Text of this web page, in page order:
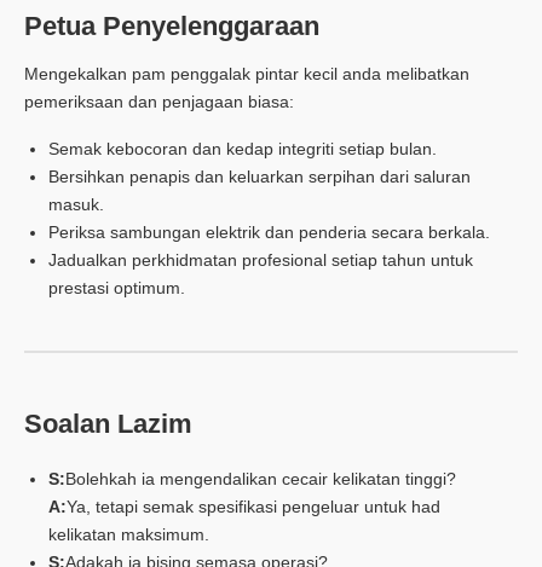
Petua Penyelenggaraan
Mengekalkan pam penggalak pintar kecil anda melibatkan
pemeriksaan dan penjagaan biasa:
Semak kebocoran dan kedap integriti setiap bulan.
Bersihkan penapis dan keluarkan serpihan dari saluran
masuk.
Periksa sambungan elektrik dan penderia secara berkala.
Jadualkan perkhidmatan profesional setiap tahun untuk
prestasi optimum.
Soalan Lazim
S:Bolehkah ia mengendalikan cecair kelikatan tinggi?
A:Ya, tetapi semak spesifikasi pengeluar untuk had
kelikatan maksimum.
S:Adakah ia bising semasa operasi?